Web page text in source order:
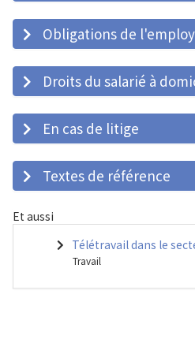
Obligations de
Droits du salarié à
En cas de litige
Textes de référence
Et aussi
Télétravail dans le
Travail